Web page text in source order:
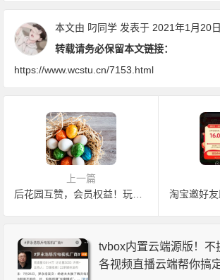
本文由 叼同学 发表于 2021年1月20日
转载请务必保留本文链接：
https://www.wcstu.cn/7153.html
上一篇
tvbox内置云端源版！不
各视频直播云端帮你搞